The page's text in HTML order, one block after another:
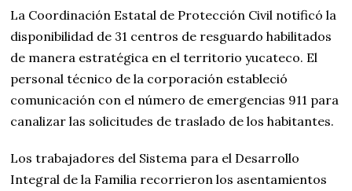
La Coordinación Estatal de Protección Civil notificó la
disponibilidad de 31 centros de resguardo habilitados
de manera estratégica en el territorio yucateco. El
personal técnico de la corporación estableció
comunicación con el número de emergencias 911 para
canalizar las solicitudes de traslado de los habitantes.
Los trabajadores del Sistema para el Desarrollo
Integral de la Familia recorrieron los asentamientos